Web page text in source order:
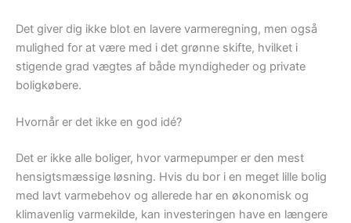
Det giver dig ikke blot en lavere varmeregning, men også
mulighed for at være med i det grønne skifte, hvilket i
stigende grad vægtes af både myndigheder og private
boligkøbere.
Hvornår er det ikke en god idé?
Det er ikke alle boliger, hvor varmepumper er den mest
hensigtsmæssige løsning. Hvis du bor i en meget lille bolig
med lavt varmebehov og allerede har en økonomisk og
klimavenlig varmekilde, kan investeringen have en længere